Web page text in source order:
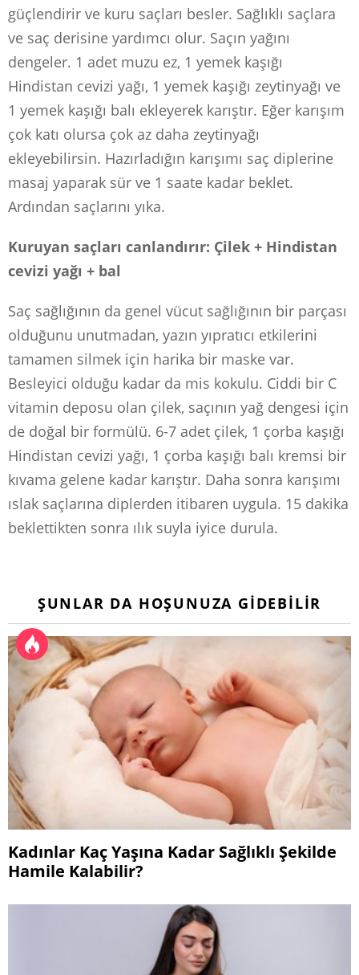
güçlendirir ve kuru saçları besler. Sağlıklı saçlara
ve saç derisine yardımcı olur. Saçın yağını
dengeler. 1 adet muzu ez, 1 yemek kaşığı
Hindistan cevizi yağı, 1 yemek kaşığı zeytinyağı ve
1 yemek kaşığı balı ekleyerek karıştır. Eğer karışım
çok katı olursa çok az daha zeytinyağı
ekleyebilirsin. Hazırladığın karışımı saç diplerine
masaj yaparak sür ve 1 saate kadar beklet.
Ardından saçlarını yıka.
Kuruyan saçları canlandırır: Çilek + Hindistan
cevizi yağı + bal
Saç sağlığının da genel vücut sağlığının bir parçası
olduğunu unutmadan, yazın yıpratıcı etkilerini
tamamen silmek için harika bir maske var.
Besleyici olduğu kadar da mis kokulu. Ciddi bir C
vitamin deposu olan çilek, saçının yağ dengesi için
de doğal bir formülü. 6-7 adet çilek, 1 çorba kaşığı
Hindistan cevizi yağı, 1 çorba kaşığı balı kremsi bir
kıvama gelene kadar karıştır. Daha sonra karışımı
ıslak saçlarına diplerden itibaren uygula. 15 dakika
beklettikten sonra ılık suyla iyice durula.
ŞUNLAR DA HOŞUNUZA GIDEBILIR
Kadınlar Kaç Yaşına Kadar Sağlıklı Şekilde
Hamile Kalabilir?